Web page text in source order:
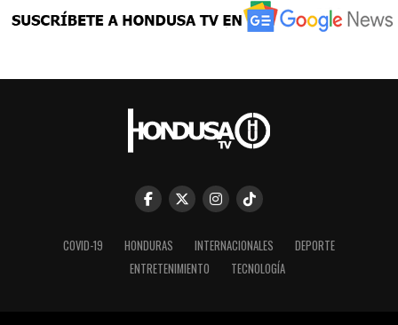
COVID-19 HONDURAS INTERNACIONALES
DEPORTE
ENTRETENIMIENTO
TECNOLOGÍA